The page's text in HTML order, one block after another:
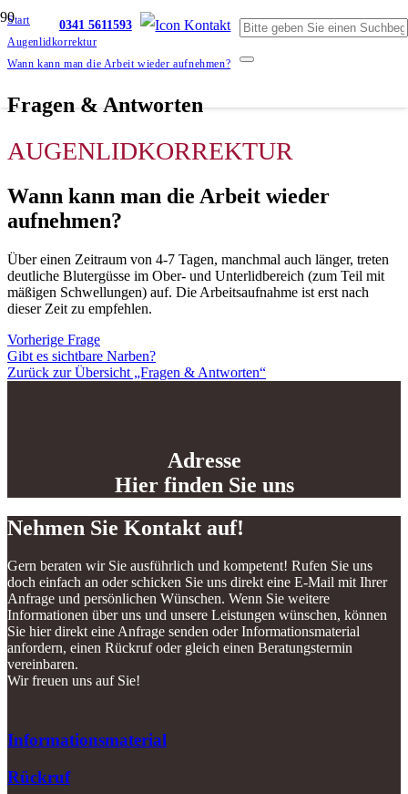
0341 5611593
Start
Augenlidkorrektur
Wann kann man die Arbeit wieder aufnehmen?
Fragen & Antworten
AUGENLIDKORREKTUR
Wann kann man die Arbeit wieder
aufnehmen?
Über einen Zeitraum von 4-7 Tagen, manchmal auch länger, treten
deutliche Blutergüsse im Ober- und Unterlidbereich (zum Teil mit
mäßigen Schwellungen) auf. Die Arbeitsaufnahme ist erst nach
dieser Zeit zu empfehlen.
Vorherige Frage
Gibt es sichtbare Narben?
Zurück zur Übersicht „Fragen & Antworten“
Adresse
Hier finden Sie uns
Nehmen Sie Kontakt auf!
Gern beraten wir Sie ausführlich und kompetent! Rufen Sie uns
doch einfach an oder schicken Sie uns direkt eine E-Mail mit Ihrer
Anfrage und persönlichen Wünschen. Wenn Sie weitere
Informationen über uns und unsere Leistungen wünschen, können
Sie hier direkt eine Anfrage senden oder Informationsmaterial
anfordern, einen Rückruf oder gleich einen Beratungstermin
vereinbaren.
Wir freuen uns auf Sie!
Informationsmaterial
Rückruf